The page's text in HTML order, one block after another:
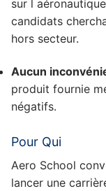
sur l
candidats
hors secteur.
Aucun
produit fournie
négatifs.
Pour Qui
Aero School
lancer une